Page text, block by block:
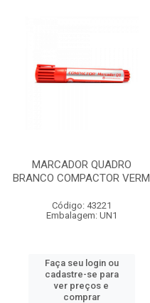
MARCADOR QUADRO
BRANCO COMPACTOR VERM
Código: 43221
Embalagem: UN1
Faça seu login ou
cadastre-se para
ver preços e
comprar